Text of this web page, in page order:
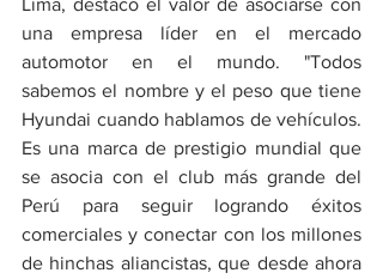
una empresa líder en el mercado
automotor en el mundo. "Todos
sabemos el nombre y el peso que tiene
Hyundai cuando hablamos de vehículos.
Es una marca de prestigio mundial que
se asocia con el club más grande del
Perú para seguir logrando éxitos
comerciales y conectar con los millones
de hinchas aliancistas, que desde ahora